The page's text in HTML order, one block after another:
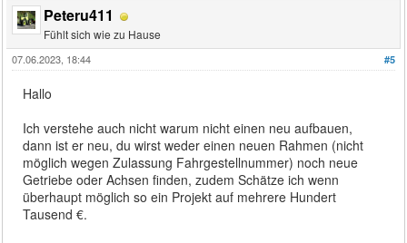
Peteru411
Fühlt sich wie zu Hause
#5
07.06.2023, 18:44
Hallo
Ich verstehe auch nicht warum nicht einen neu aufbauen,
dann ist er neu, du wirst weder einen neuen Rahmen (nicht
möglich wegen Zulassung Fahrgestellnummer) noch neue
Getriebe oder Achsen finden, zudem Schätze ich wenn
überhaupt möglich so ein Projekt auf mehrere Hundert
Tausend €.